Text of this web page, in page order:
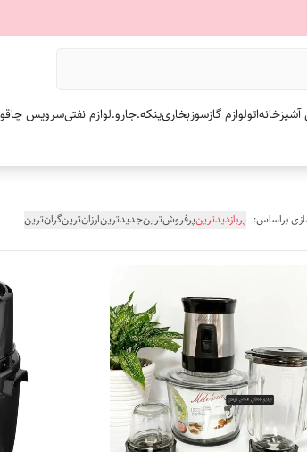
آشپزخانهاتولوازم گازسوزبخاریپنکه.جارو.لوازم نفتیسرویس
براساس: پربازدیدترینپرفروش‌ترینجدیدترینارزان‌ترینگران‌ترین